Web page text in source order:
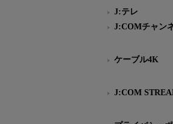
J:テレ
J:COMチャン
ケーブル4K
J:COM